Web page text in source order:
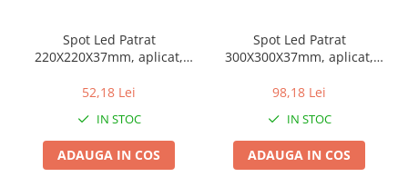
Spot Led Patrat
220X220X37mm, aplicat,
rece
52,18 Lei
IN STOC
ADAUGA IN COS
Spot Led Patrat
300X300X37mm, aplicat,
calda
98,18 Lei
IN STOC
ADAUGA IN COS